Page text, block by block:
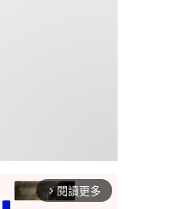
arrow_forward_ios 閱讀更多